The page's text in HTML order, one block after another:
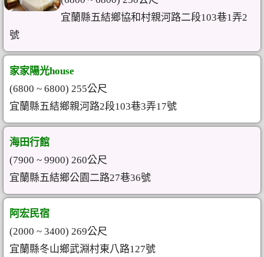
宜蘭縣五結鄉協和村親河路二段103巷1弄2
號
家家陽光house
(6800 ~ 6800) 255公尺
宜蘭縣五結鄉親河路2段103巷3弄17號
海田行館
(7900 ~ 9900) 260公尺
宜蘭縣五結鄉公園二路27巷36號
阿宏民宿
(2000 ~ 3400) 269公尺
宜蘭縣冬山鄉武淵村東八路127號